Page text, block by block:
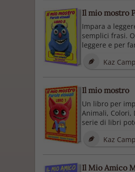
Il mio mostro
Impara a
semplici frasi.
leggere e per
Kaz
Il mio mostro
Un libro per
Animali, Colori,
serie di libri
Kaz
Il Mio Amico